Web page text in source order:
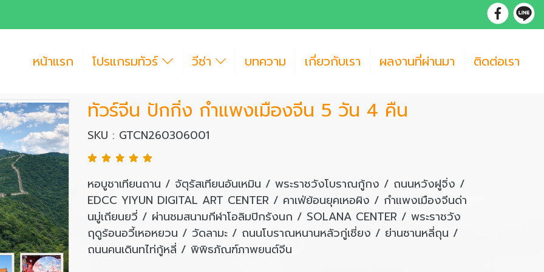
หน้าแรก โปรแกรมทัวร์ วีซ่า บทความ เกี่ยวกับเรา ผลงานที่ผ่านมา ติดต่อเรา
ทัวร์จีน ปักกิ่ง กำแพงเมืองจีน 5 วัน 4 คืน
SKU : GTCN260306001
หอบูชาเทียนถาน / จัตุรัสเทียนอันเหมิน / พระราชวังโบราณกู้กง / ถนนหวังฝูจิ่ง /
EDCC YIYUN DIGITAL ART CENTER / คาเฟ่ย้อนยุคเหอผิง / กำแพงเมืองจีนด่า
นมู่เถียนยวี่ / ผ่านชมสนามกีฬาโอลิมปิกรังนก / SOLANA CENTER / พระราชวัง
ฤดูร้อนอวี้เหอหยวน / วัดลามะ / ถนนโบราณหนานหลัวกู่เชี่ยง / ย่านซานหลี่ถุน /
ถนนคนเดินทไท่กู้หลี่ / พิพิธภัณฑ์ภาพยนต์จีน